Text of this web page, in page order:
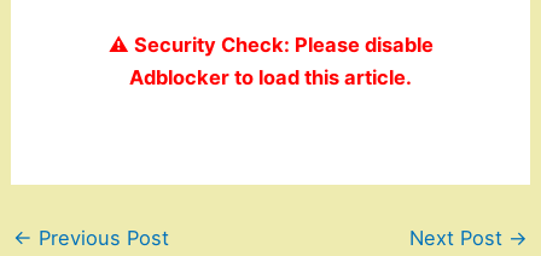
⚠️ Security Check: Please disable
Adblocker to load this article.
← Previous Post Next Post →